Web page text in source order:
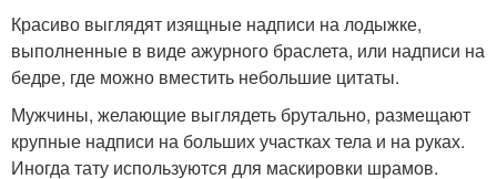
Красиво выглядят изящные надписи на лодыжке,
выполненные в виде ажурного браслета, или надписи на
бедре, где можно вместить небольшие цитаты.
Мужчины, желающие выглядеть брутально, размещают
крупные надписи на больших участках тела и на руках.
Иногда тату используются для маскировки шрамов.